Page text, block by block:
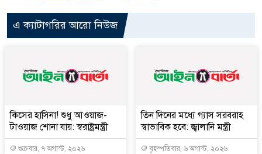
এ ক্যাটাগরির আরো নিউজ
কিসের হাসিনা! শুধু আওয়াজ-
টাওয়াজ শোনা যায়: স্বরাষ্ট্রমন্ত্রী
শুক্রবার, ৭ অগাস্ট, ২০২৬
তিন দিনের মধ্যে গ্যাস সরবরাহ
স্বাভাবিক হবে: জ্বালানি মন্ত্রী
বৃহস্পতিবার, ৬ অগাস্ট, ২০২৬